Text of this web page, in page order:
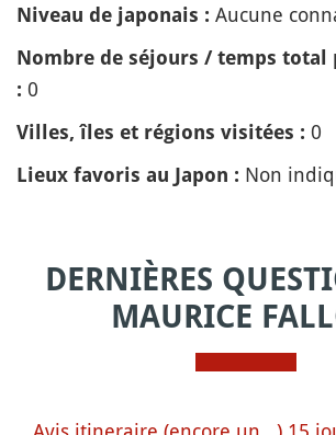
Niveau de japonais : Aucune
Nombre de séjours / temps total
: 0
Villes, îles et régions visitées : 0
Lieux favoris au Japon : Non
DERNIÈRES
MAURICE